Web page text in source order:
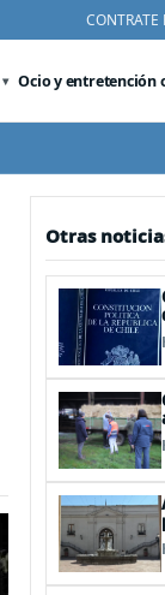
Ocio y entretención
Otras